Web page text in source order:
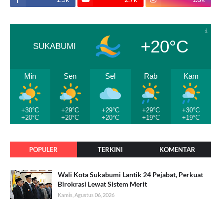
SUKABUMI +20°C
Min
+30°C
+20°C
Sen
+29°C
+20°C
Sel
+29°C
+20°C
Rab
+29°C
+19°C
Kam
+30°C
+19°C
POPULER TERKINI KOMENTAR
Wali Kota Sukabumi Lantik 24 Pejabat, Perkuat
Birokrasi Lewat Sistem Merit
Kamis, Agustus 06, 2026